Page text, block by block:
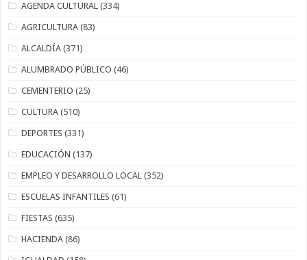
AGENDA CULTURAL (334)
AGRICULTURA (83)
ALCALDÍA (371)
ALUMBRADO PÚBLICO (46)
CEMENTERIO (25)
CULTURA (510)
DEPORTES (331)
EDUCACIÓN (137)
EMPLEO Y DESARROLLO LOCAL (352)
ESCUELAS INFANTILES (61)
FIESTAS (635)
HACIENDA (86)